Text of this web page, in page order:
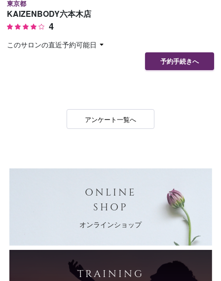
東京都
KAIZENBODY六本木店
4
このサロンの直近予約可能日
予約手続きへ
アンケート一覧へ
ONLINE
SHOP
オンラインショップ
TRAINING